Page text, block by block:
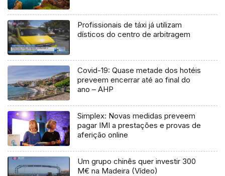
Profissionais de táxi já utilizam
dísticos do centro de arbitragem
Covid-19: Quase metade dos hotéis
preveem encerrar até ao final do
ano – AHP
Simplex: Novas medidas preveem
pagar IMI a prestações e provas de
aferição online
Um grupo chinês quer investir 300
M€ na Madeira (Vídeo)